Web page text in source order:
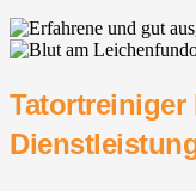
Tatortreiniger